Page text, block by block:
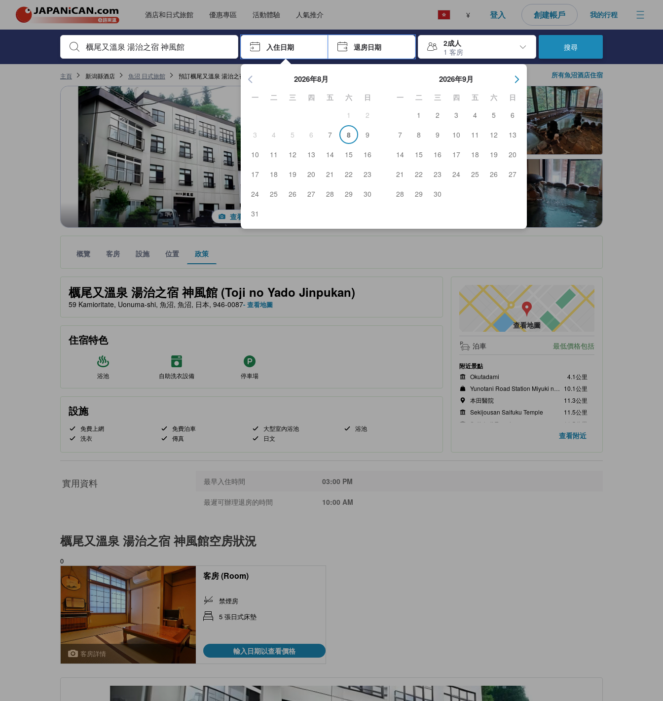
酒店和日式旅館 優惠專區 活動體驗 人氣推介 ¥ 登入 創建帳戶 我的行程
首先輸入住宿名稱或關鍵字搜尋，並使用箭頭鍵或 Tab鍵尋找，再按Enter鍵選擇
入住日期 退房日期
2成人
1 客房
按Enter鍵開始瀏覽日期選擇器，並使用方向鍵瀏覽入住和退房日期。使用Enter鍵選擇日期後，入住日期將會選取。請重覆相同步驟以選
2026年8月
一 二 三 四 五 六
日
1
2
3
4 5 6 7 8
9
10
11 12 13 14 15
16
17
18 19 20 21 22
23
24
25 26 27 28 29
30
31
2026年9月
一 二 三 四 五 六
日
1
2 3 4 5
6
7
8 9 10 11 12
13
14
15 16 17 18 19
20
21
22 23 24 25 26
27
28
29 30
搜尋
主頁 新潟縣酒店 魚沼 日式旅館 預訂櫔尾又溫泉 湯治之宿 神風館 所有魚沼酒店住宿
查看全部照片
概覽 客房 設施 位置 政策
櫔尾又溫泉 湯治之宿 神風館 (Toji no Yado Jinpukan)
tooltip
金星評級由夥伴網站提供，反映住客對舒適度及設施服務等的預期。
59 Kamioritate, Uonuma-shi, 魚沼, 魚沼, 日本, 946-0087- 查看地圖
住宿特色
浴池 自助洗衣設備 停車場
設施
免費上網 免費泊車 大型室內浴池
浴池
洗衣
傳真 日文
查看地圖
泊車 最低價格包括
附近景點
Okutadami
4.1公里
Yunotani Road Station Miyuki no Sato
10.1公里
本田醫院
11.3公里
Sekijousan Saifuku Temple
11.5公里
Saifukuji Temple
11.5公里
查看附近
實用資料 最早入住時間 03:00 PM
最遲可辦理退房的時間 10:00 AM
櫔尾又溫泉 湯治之宿 神風館空房狀況
0
客房詳情
客房 (Room)
禁煙房
5 張日式床墊
輸入日期以查看價格